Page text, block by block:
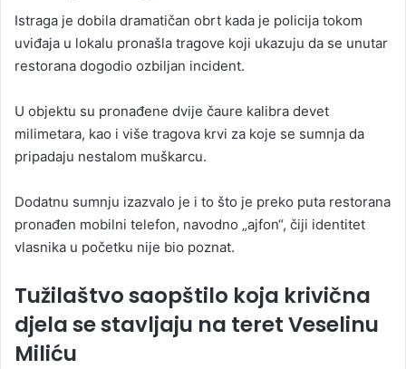
Istraga je dobila dramatičan obrt kada je policija tokom
uviđaja u lokalu pronašla tragove koji ukazuju da se unutar
restorana dogodio ozbiljan incident.
U objektu su pronađene dvije čaure kalibra devet
milimetara, kao i više tragova krvi za koje se sumnja da
pripadaju nestalom muškarcu.
Dodatnu sumnju izazvalo je i to što je preko puta restorana
pronađen mobilni telefon, navodno „ajfon“, čiji identitet
vlasnika u početku nije bio poznat.
Tužilaštvo saopštilo koja krivična
djela se stavljaju na teret Veselinu
Miliću